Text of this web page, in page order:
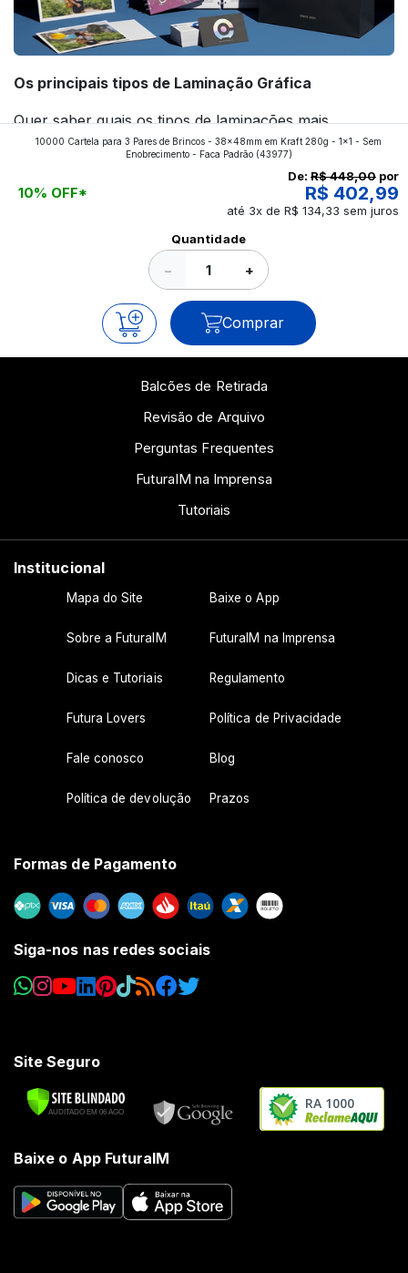
Os principais tipos de Laminação Gráfica
Quer saber quais os tipos de laminações mais
aplicados nos impressos da gráfica FuturaIM? Então,
continue a leitura que vamos revelar para você!
10000 Cartela para 3 Pares de Brincos - 38x48mm em Kraft 280g - 1x1 - Sem
Enobrecimento - Faca Padrão(43977)
10% OFF*
De: R$ 448,00 por
R$ 402,99
até 3x de R$ 134,33 sem juros
Quantidade
− +
Comprar
Balcões de Retirada
Revisão de Arquivo
Perguntas Frequentes
FuturaIM na Imprensa
Tutoriais
Institucional
Mapa do Site Baixe o App
Sobre a FuturaIM FuturaIM na Imprensa
Dicas e Tutoriais Regulamento
Futura Lovers Política de Privacidade
Fale conosco Blog
Política de devolução Prazos
Formas de Pagamento
Siga-nos nas redes sociais
Site Seguro
RA 1000
Baixe o App FuturaIM